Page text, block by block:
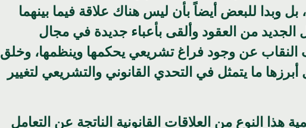
بل وبدا للبعض أيضاً بأن ليس هناك علاقة فيما بينهما
من العقود وألقى بأعباء جديدة في مجال
النقاب عن وجود فراغ تشريعي يحكمها وينظمها، وخلق
ما يتمثل في التحدي القانوني والتشريعي لتغيير
هذا النوع من العلاقات القانونية الناتجة عن التعامل